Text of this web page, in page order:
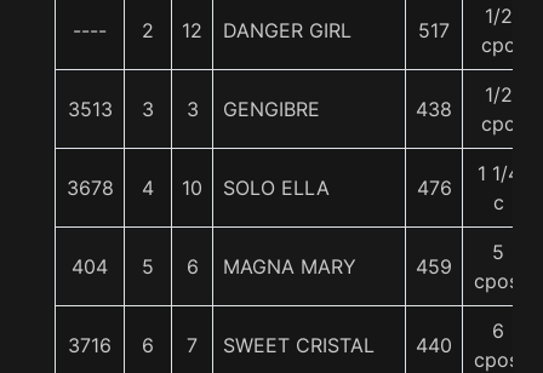
---- 2 12 DANGER GIRL 517
1/2
cpo
3513 3 3 GENGIBRE 438
1/2
cpo
3678 4 10 SOLO ELLA 476
1 1/4
c
404 5 6 MAGNA MARY 459
5
cpos.
3716 6 7 SWEET CRISTAL 440
6
cpos.